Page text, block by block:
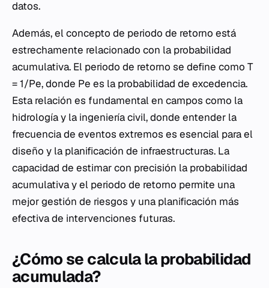
datos.
Además, el concepto de periodo de retorno está
estrechamente relacionado con la probabilidad
acumulativa. El periodo de retorno se define como T
= 1/Pe, donde Pe es la probabilidad de excedencia.
Esta relación es fundamental en campos como la
hidrología y la ingeniería civil, donde entender la
frecuencia de eventos extremos es esencial para el
diseño y la planificación de infraestructuras. La
capacidad de estimar con precisión la probabilidad
acumulativa y el periodo de retorno permite una
mejor gestión de riesgos y una planificación más
efectiva de intervenciones futuras.
¿Cómo se calcula la probabilidad
acumulada?